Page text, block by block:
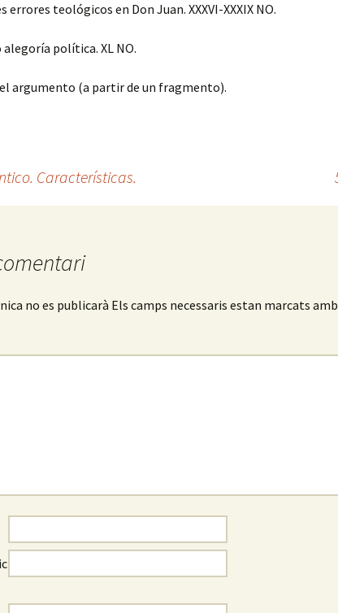
errores teológicos en Don Juan. XXXVI-XXXIX NO.
política. XL NO.
argumento (a partir de un fragmento).
Características.
no es publicarà Els camps necessaris estan marcats